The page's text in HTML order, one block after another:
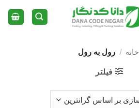
خانه / رول به رول
فیلتر